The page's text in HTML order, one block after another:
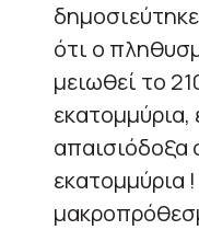
ότι ο
μειωθεί το
εκατομμύρια,
απαισιόδοξα
εκατομμύρια